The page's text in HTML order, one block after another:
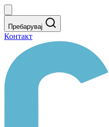
Пребарувај
Контакт